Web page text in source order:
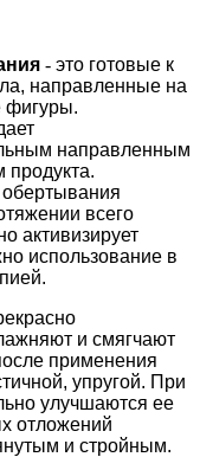
- это готовые к
направленные на
фигуры.
направленным
всего
активизирует
использование в
и смягчают
применения
упругой. При
улучшаются ее
отложений
и стройным.